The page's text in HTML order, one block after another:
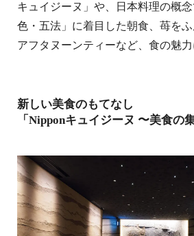
キュイジーヌ」や、日本料理の概
色・五法」に着目した朝食、苺を
アフタヌーンティーなど、食の魅力
新しい美食のもてなし
「Nipponキュイジーヌ 〜美食の